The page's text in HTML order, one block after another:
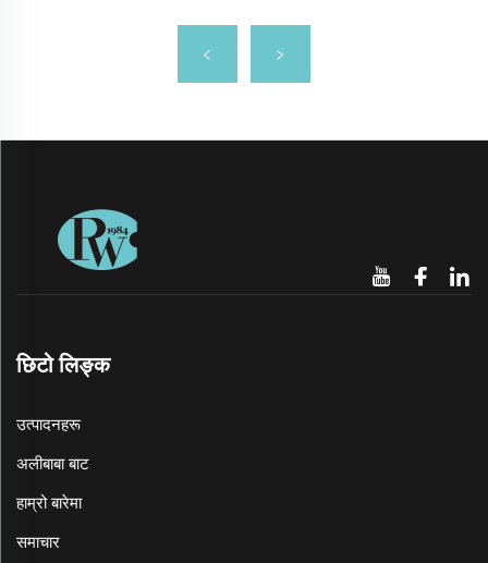
छिटो लिङ्क
उत्पादनहरू
अलीबाबा बाट
हाम्रो बारेमा
समाचार